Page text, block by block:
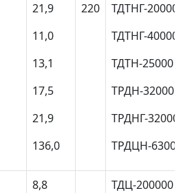
21,9
11,0
13,1
17,5
21,9
136,0
220
ТДТНГ-20000
ТДТНГ-40000
ТДТН-25000
ТРДН-32000
ТРДНГ-32000
ТРДЦН-63000
8,8
ТДЦ-200000